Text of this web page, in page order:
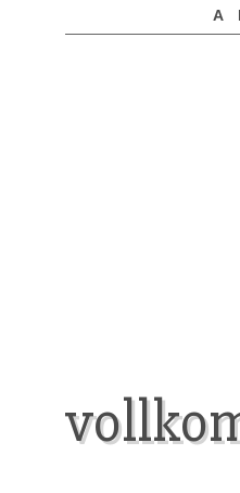
A